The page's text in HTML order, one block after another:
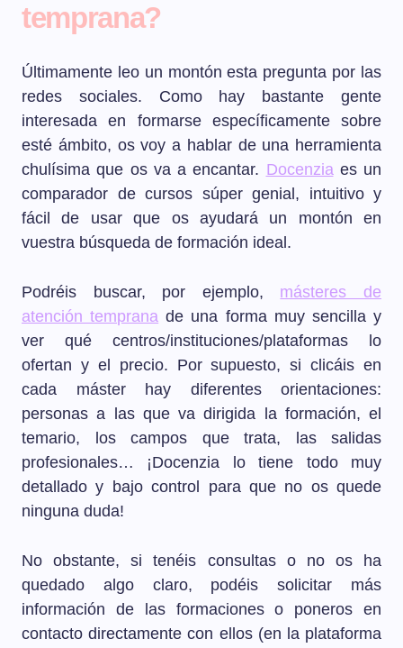
temprana?
Últimamente leo un montón esta pregunta por las
redes sociales. Como hay bastante gente
interesada en formarse específicamente sobre
esté ámbito, os voy a hablar de una herramienta
chulísima que os va a encantar. Docenziaes un
comparador de cursos súper genial, intuitivo y
fácil de usar que os ayudará un montón en
vuestra búsqueda de formación ideal.
Podréis buscar, por ejemplo, másteres de
atención temprana de una forma muy sencilla y
ver qué centros/instituciones/plataformas lo
ofertan y el precio. Por supuesto, si clicáis en
cada máster hay diferentes orientaciones:
personas a las que va dirigida la formación, el
temario, los campos que trata, las salidas
profesionales… ¡Docenzia lo tiene todo muy
detallado y bajo control para que no os quede
ninguna duda!
No obstante, si tenéis consultas o no os ha
quedado algo claro, podéis solicitar más
información de las formaciones o poneros en
contacto directamente con ellos (en la plataforma